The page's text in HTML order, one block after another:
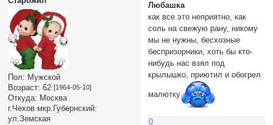
Пол: Мужской
Возраст: 62 [1964-05-10]
Откуда: Москва
г.Чехов мкр.Губернский:
ул.Земская
Любашка
как все это неприятно, как
соль на свежую рану, никому
мы не нужны, бесхозные
беспризорники, хоть бы кто-
нибудь нас взял под
крылышко, приютил и обогрел
малютку
0